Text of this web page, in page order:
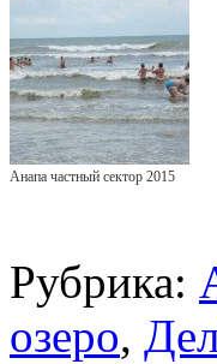
Анапа частный сектор 2015
Рубрика:
озеро,